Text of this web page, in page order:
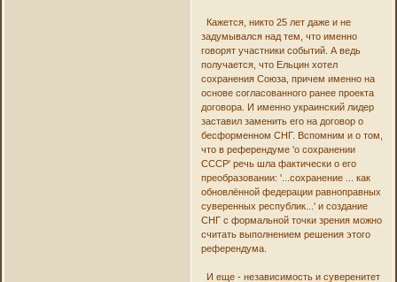
Кажется, никто 25 лет даже и не
задумывался над тем, что именно
говорят участники событий. А ведь
получается, что Ельцин хотел
сохранения Союза, причем именно на
основе согласованного ранее проекта
договора. И именно украинский лидер
заставил заменить его на договор о
бесформенном СНГ. Вспомним и о том,
что в референдуме 'о сохранении
СССР' речь шла фактически о его
преобразовании: '...сохранение ... как
обновлённой федерации равноправных
суверенных республик...' и создание
СНГ с формальной точки зрения можно
считать выполнением решения этого
референдума.
И еще - независимость и суверенитет